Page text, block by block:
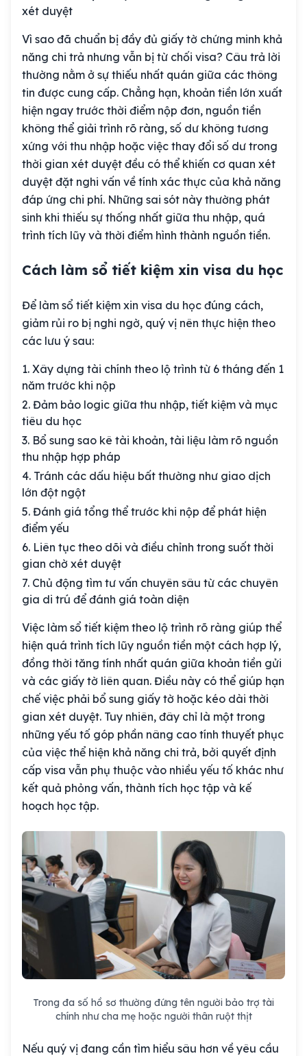
xét duyệt
Vì sao đã chuẩn bị đầy đủ giấy tờ chứng minh khả
năng chi trả nhưng vẫn bị từ chối visa? Câu trả lời
thường nằm ở sự thiếu nhất quán giữa các thông
tin được cung cấp. Chẳng hạn, khoản tiền lớn xuất
hiện ngay trước thời điểm nộp đơn, nguồn tiền
không thể giải trình rõ ràng, số dư không tương
xứng với thu nhập hoặc việc thay đổi số dư trong
thời gian xét duyệt đều có thể khiến cơ quan xét
duyệt đặt nghi vấn về tính xác thực của khả năng
đáp ứng chi phí. Những sai sót này thường phát
sinh khi thiếu sự thống nhất giữa thu nhập, quá
trình tích lũy và thời điểm hình thành nguồn tiền.
Cách làm sổ tiết kiệm xin visa du học
Để làm sổ tiết kiệm xin visa du học đúng cách,
giảm rủi ro bị nghi ngờ, quý vị nên thực hiện theo
các lưu ý sau:
Xây dựng tài chính theo lộ trình từ 6 tháng đến 1
năm trước khi nộp
Đảm bảo logic giữa thu nhập, tiết kiệm và mục
tiêu du học
Bổ sung sao kê tài khoản, tài liệu làm rõ nguồn
thu nhập hợp pháp
Tránh các dấu hiệu bất thường như giao dịch
lớn đột ngột
Đánh giá tổng thể trước khi nộp để phát hiện
điểm yếu
Liên tục theo dõi và điều chỉnh trong suốt thời
gian chờ xét duyệt
Chủ động tìm tư vấn chuyên sâu từ các chuyên
gia di trú để đánh giá toàn diện
Việc làm sổ tiết kiệm theo lộ trình rõ ràng giúp thể
hiện quá trình tích lũy nguồn tiền một cách hợp lý,
đồng thời tăng tính nhất quán giữa khoản tiền gửi
và các giấy tờ liên quan. Điều này có thể giúp hạn
chế việc phải bổ sung giấy tờ hoặc kéo dài thời
gian xét duyệt. Tuy nhiên, đây chỉ là một trong
những yếu tố góp phần nâng cao tính thuyết phục
của việc thể hiện khả năng chi trả, bởi quyết định
cấp visa vẫn phụ thuộc vào nhiều yếu tố khác như
kết quả phỏng vấn, thành tích học tập và kế
hoạch học tập.
Trong đa số hồ sơ thường đứng tên người bảo trợ tài
chính như cha mẹ hoặc người thân ruột thịt
Nếu quý vị đang cần tìm hiểu sâu hơn về yêu cầu